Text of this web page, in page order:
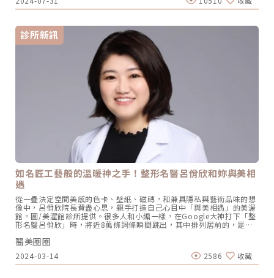
侵入性的單極電波、多極電波，以及微侵入性的微針電波，每種療程都
有獨特的優勢和適用範圍。本文將從療程原理到各類型的儀器比較，並
多極電波、微針電波有何不同？「電波拉皮從最早的單極電波一路演進
到雙極電波、多極電波，而自2023-2024這兩年微針電波類儀器更是如
雨後春筍般地推出市場，對消費者來說選擇變多了固然是好事，但這也
同時考驗著醫師與消費者在選擇合適儀器與療程時的功力」同時身為
Oligio玩美電波（單極電波）及Matrix翡翠電波（微針多極電波）講師
的蔡逸姍醫師說到。在選擇電波拉皮療程時，或許你已經聽過單極、雙
極、多極電波和微針電波，但它們究竟有何不同？不同的作用原理適合
的族群及解決的問題也大不相同，讓我們先通過治療原理及優缺點來快
速的認識不同機種的差異吧！單極電波，時光逆轉！長效緊緻的秘訣 治
療原理：療程前會在背後貼上導電貼片，讓電波能量能夠從探頭平貼處
往貼片方向傳遞，所謂的單極，即表示能量是單向傳遞的模式，採用的
則是較高頻的6Mhz電波頻率。 療程優缺點 優點：非侵入性、能量穿透
深度較深（可達皮下4.3mm）、效果及維持時間較長、單次治療 缺
點：疼痛感較高、收費較高（因有固定治療探頭耗材） 代表性機種：鳳
凰電波Thermage FLX、玩美電波Oligio、十倍電波TenTherma、IG電
波 IntraGen雙極電波＆多極電波，溫熱舒適！小資保養無負擔 治療原
理：電波能量主要是通過儀器的探頭上不同的金屬(電極)數量，在不同
的電極中間互相傳遞電流而產生的熱能，作用在皮膚較表淺的深度，採
用的多數為1Mhz電波頻率。 療程優缺點 優點：疼痛感低、收費低（無
耗材）、非侵入性、幾乎無修復期 缺點：能量穿透深度淺（僅上真皮層
約1-2mm）、療程維持時間較短、需多次療程 代表性機種：女王電波
endymed、紅電波eTwo、傳奇電波 Pollogen Legend微針電波，修
復肌膚瑕疵！多工打造無瑕美肌 治療原理：微針電波裡面的電波能量輸
出方式又細分成「單極」微針電波與「雙極」微針電波，其單極與雙極
入皮膚的深度落在0.5mm-5mm不等，採用的電波頻率則落在0.5Mhz-
3Mhz之間。 療程優缺點 優點：能量傳遞深度最深可達8mm（進針深
度＋電波傳遞深度）、改善膚質、疤痕、妊娠紋等治療效果（不同儀器
診所新訊
如名匠工藝般的溫暖神之手！整形名醫呂佾欣和妳與美相
遇
從一疊決定空間美感的色卡、壁紙、磁磚，和兼具隱私與藝術品味的想
像中，呂佾欣院長費盡心思，親手打造自己心目中「與美相遇」的美渥
館。圖/美渥館診所提供。很多人和小編一樣，在Google大神打下「整
形名醫呂佾欣」時，將近8萬條詞條瞬間跳出，其中排列居前的，是病
人大力肯定的留言：「超愛小呂醫師~諮詢很親切」、「不太推銷，但
會認真回我問的問題」、「環境很不錯，診所小姐很親切耶」、「我是
問隆乳，所以特別找女醫師諮詢，呂醫師給我蠻多中肯建議，像是切口
跟義乳挑選，幫助蠻大的」……一個在病人口中低調、親切的「小呂醫
師」的形象，頓時鮮明了起來；而這棟隱身在博愛特區幽靜巷弄裡、與
醫美圈圈
2024-03-14 2586 收藏